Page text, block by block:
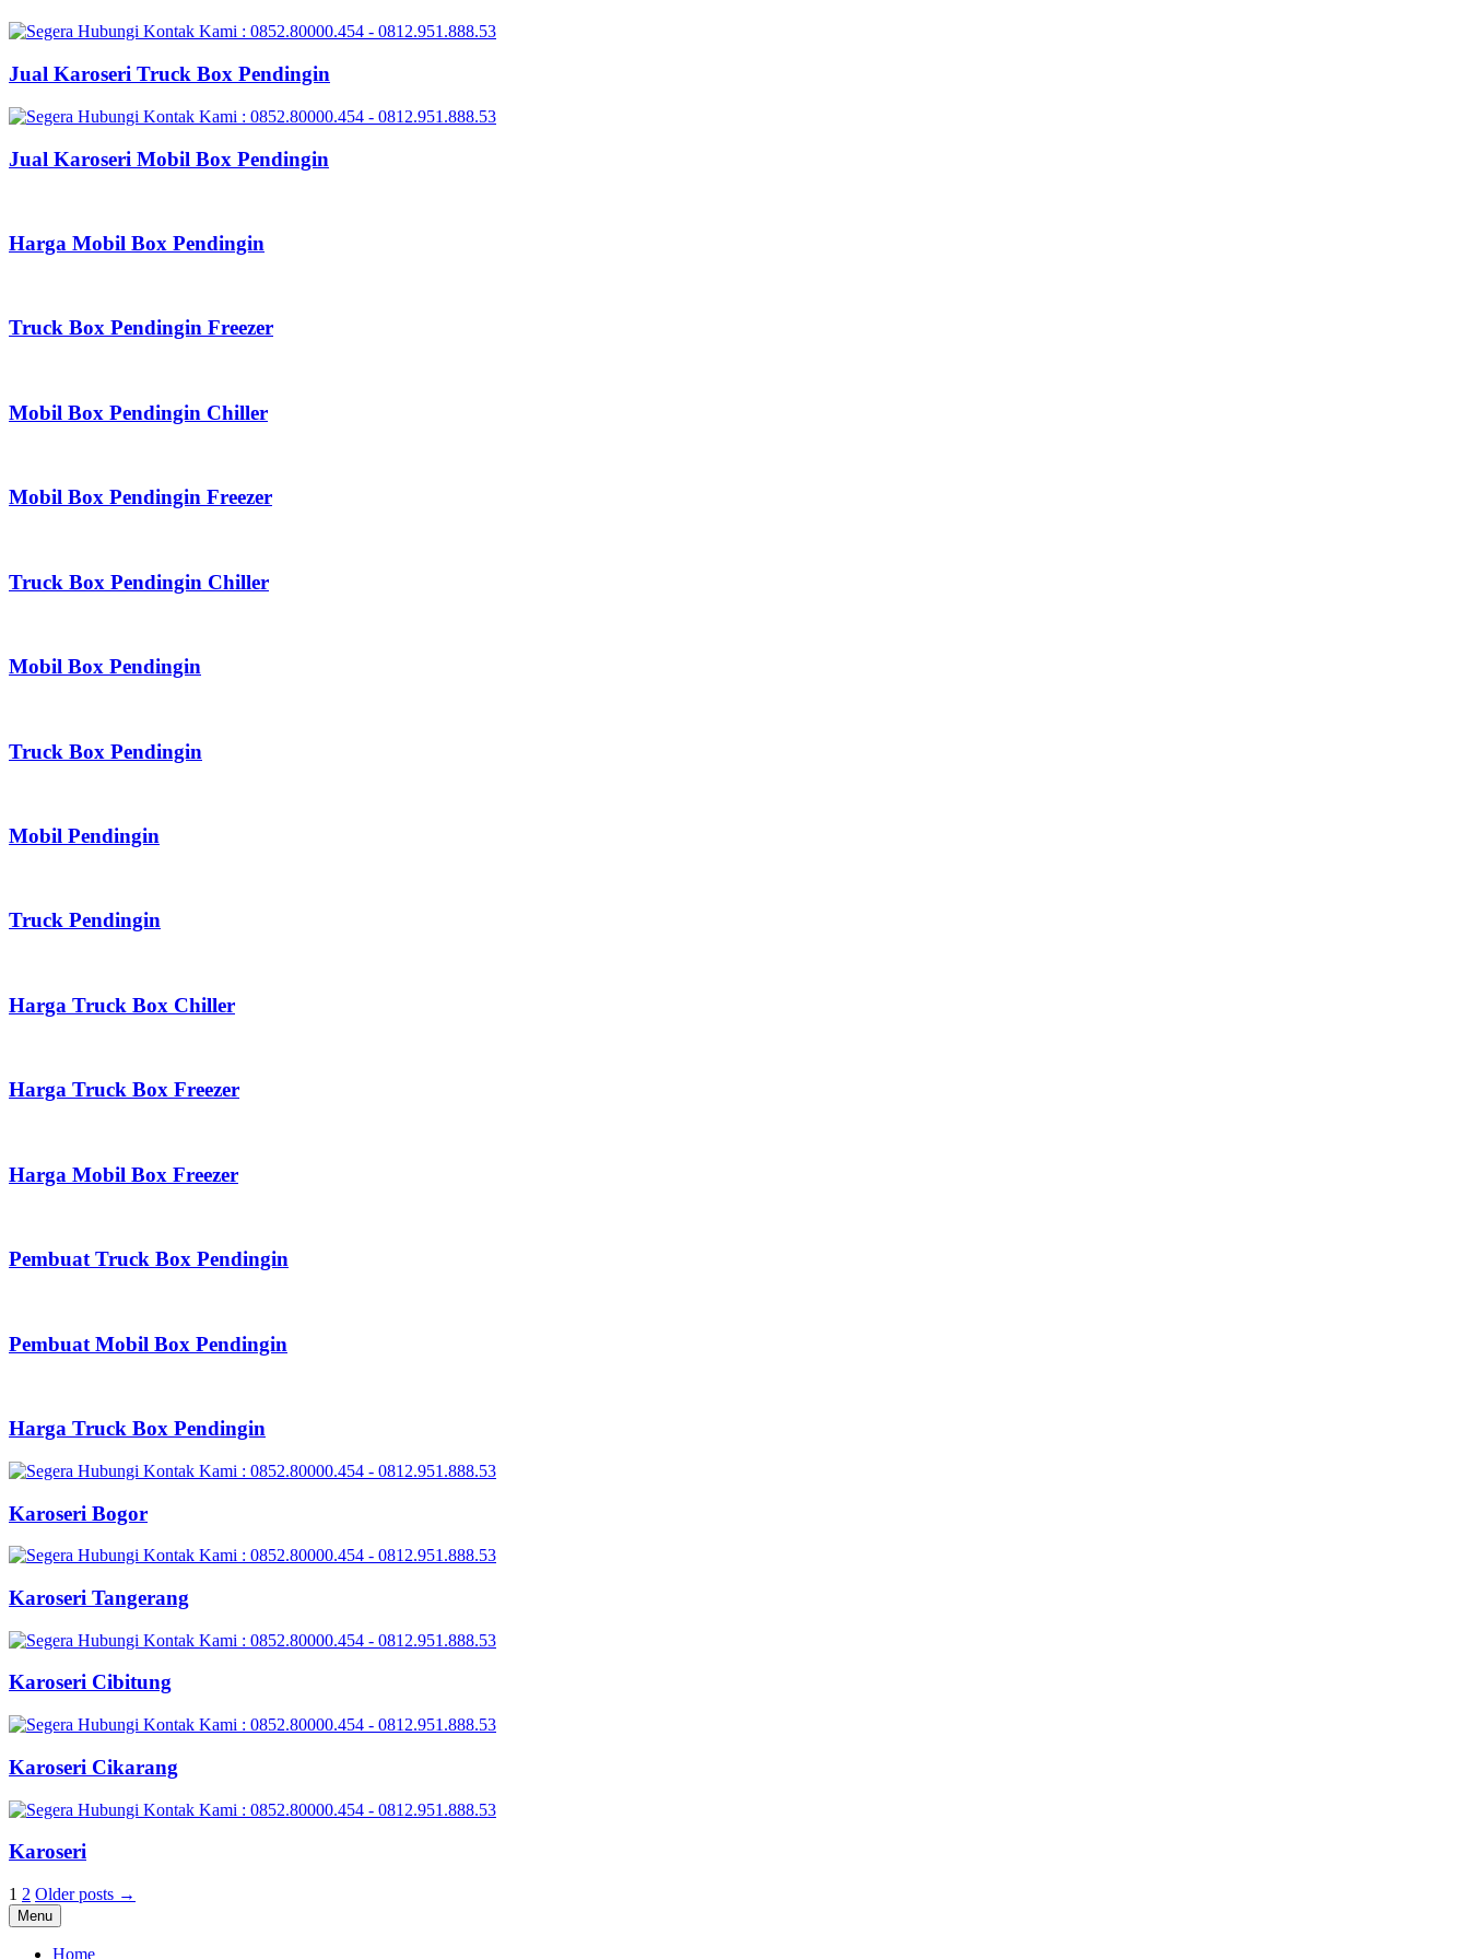
Jual Karoseri Truck Box Pendingin
Jual Karoseri Mobil Box Pendingin
Harga Mobil Box Pendingin
Truck Box Pendingin Freezer
Mobil Box Pendingin Chiller
Mobil Box Pendingin Freezer
Truck Box Pendingin Chiller
Mobil Box Pendingin
Truck Box Pendingin
Mobil Pendingin
Truck Pendingin
Harga Truck Box Chiller
Harga Truck Box Freezer
Harga Mobil Box Freezer
Pembuat Truck Box Pendingin
Pembuat Mobil Box Pendingin
Harga Truck Box Pendingin
Karoseri Bogor
Karoseri Tangerang
Karoseri Cibitung
Karoseri Cikarang
Karoseri
Posts
pagination
1 2 Older posts →
Menu
Home